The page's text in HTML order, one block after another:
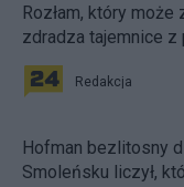
Rozłam, który
zdradza tajemnice
Redakcja
Hofman bezlitosny
Smoleńsku liczył,